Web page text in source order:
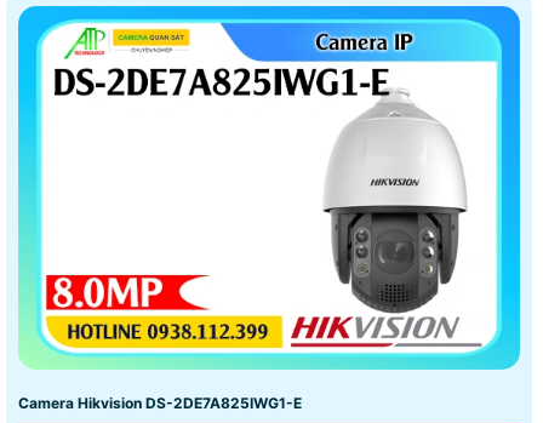
Camera Hikvision DS-2DE7A825IWG1-E